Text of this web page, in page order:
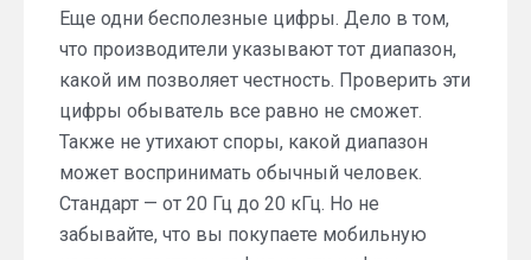
Еще одни бесполезные цифры. Дело в том,
что производители указывают тот диапазон,
какой им позволяет честность. Проверить эти
цифры обыватель все равно не сможет.
Также не утихают споры, какой диапазон
может воспринимать обычный человек.
Стандарт — от 20 Гц до 20 кГц. Но не
забывайте, что вы покупаете мобильную